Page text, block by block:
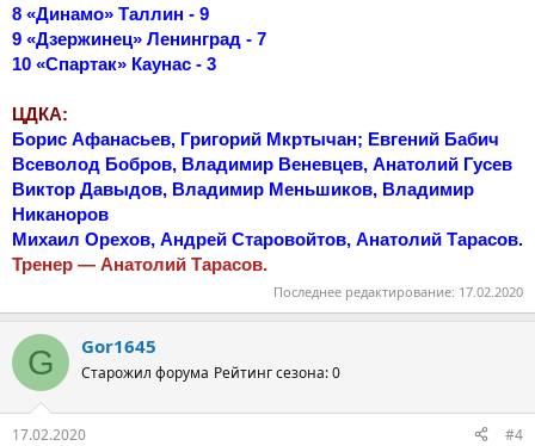
8 «Динамо» Таллин - 9
9 «Дзержинец» Ленинград - 7
10 «Спартак» Каунас - 3
ЦДКА:
Борис Афанасьев, Григорий Мкртычан; Евгений Бабич
Всеволод Бобров, Владимир Веневцев, Анатолий Гусев
Виктор Давыдов, Владимир Меньшиков, Владимир
Никаноров
Михаил Орехов, Андрей Старовойтов, Анатолий Тарасов.
Тренер — Анатолий Тарасов.
Последнее редактирование: 17.02.2020
G Gor1645
Старожил форума Рейтинг сезона: 0
17.02.2020 #4